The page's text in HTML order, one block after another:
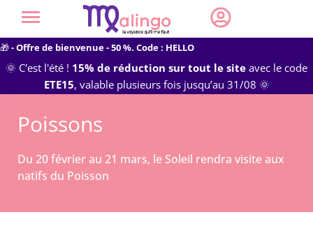
🎁- Offre de bienvenue - 50 %. Code : HELLO
🌞 C'est l'été ! 15% de réduction sur tout le site avec le code
ETE15, valable plusieurs fois jusqu’au 31/08 🌞
Poissons
Du 20 février au 21 mars, le Soleil rendra visite aux
natifs du Poisson